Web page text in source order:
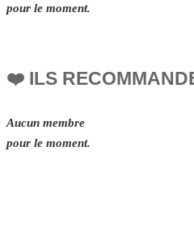
pour le moment.
❤️ ILS
Aucun membre
pour le moment.